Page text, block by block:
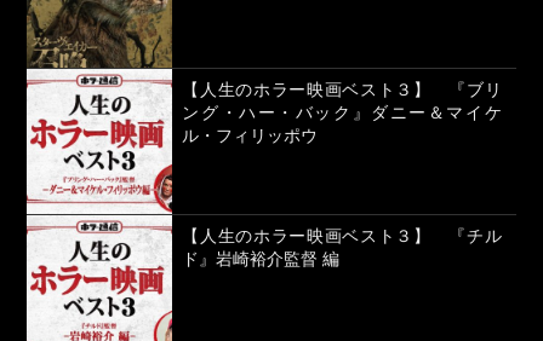
【人生のホラー映画ベスト３】 『ブリ
ング・ハー・バック』ダニー＆マイケ
ル・フィリッポウ
【人生のホラー映画ベスト３】 『チル
ド』岩崎裕介監督 編